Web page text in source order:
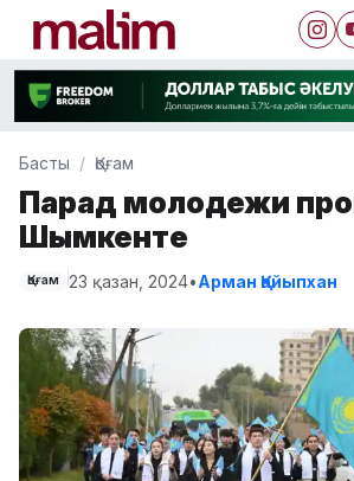
Басты Қоғам
Парад молодежи
Шымкенте
Қоғам 23 қазан, 2024•Арман Қайыпхан